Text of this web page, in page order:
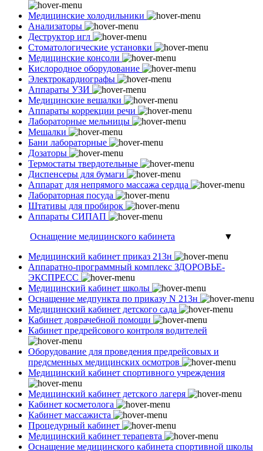
Медицинские холодильники
Анализаторы
Деструктор игл
Стоматологические установки
Медицинские консоли
Кислородное оборудование
Электрокардиографы
Аппараты УЗИ
Медицинские вешалки
Аппараты коррекции речи
Лабораторные мельницы
Мешалки
Бани лабораторные
Дозаторы
Термостаты твердотельные
Диспенсеры для бумаги
Аппарат для непрямого массажа сердца
Лабораторная посуда
Штативы для пробирок
Аппараты СИПАП
Оснащение медицинского кабинета
▼
Медицинский кабинет приказ 213н
Аппаратно-программный комплекс ЗДОРОВЬЕ-
ЭКСПРЕСС
Медицинский кабинет школы
Оснащение медпункта по приказу N 213н
Медицинский кабинет детского сада
Кабинет доврачебной помощи
Кабинет предрейсового контроля водителей
Оборудование для проведения предрейсовых и
предсменных медицинских осмотров
Медицинский кабинет спортивного учреждения
Медицинский кабинет детского лагеря
Кабинет косметолога
Кабинет массажиста
Процедурный кабинет
Медицинский кабинет терапевта
Оснащение медицинского кабинета спортивной школы